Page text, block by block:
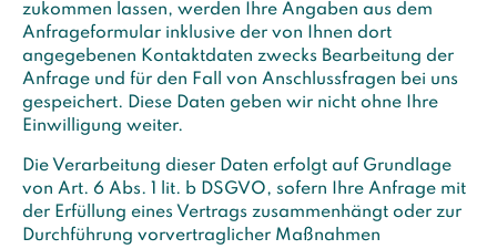
zukommen lassen, werden Ihre Angaben aus dem
Anfrageformular inklusive der von Ihnen dort
angegebenen Kontaktdaten zwecks Bearbeitung der
Anfrage und für den Fall von Anschlussfragen bei uns
gespeichert. Diese Daten geben wir nicht ohne Ihre
Einwilligung weiter.
Die Verarbeitung dieser Daten erfolgt auf Grundlage
von Art. 6 Abs. 1 lit. b DSGVO, sofern Ihre Anfrage mit
der Erfüllung eines Vertrags zusammenhängt oder zur
Durchführung vorvertraglicher Maßnahmen